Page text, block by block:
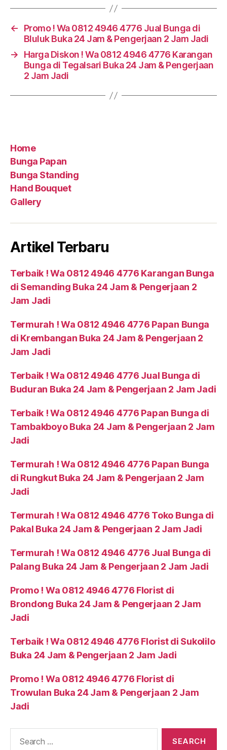
←
Promo ! Wa 0812 4946 4776 Jual Bunga di
Bluluk Buka 24 Jam & Pengerjaan 2 Jam Jadi
→
Harga Diskon ! Wa 0812 4946 4776 Karangan
Bunga di Tegalsari Buka 24 Jam & Pengerjaan
2 Jam Jadi
Home
Bunga Papan
Bunga Standing
Hand Bouquet
Gallery
Artikel Terbaru
Terbaik ! Wa 0812 4946 4776 Karangan Bunga
di Semanding Buka 24 Jam & Pengerjaan 2
Jam Jadi
Termurah ! Wa 0812 4946 4776 Papan Bunga
di Krembangan Buka 24 Jam & Pengerjaan 2
Jam Jadi
Terbaik ! Wa 0812 4946 4776 Jual Bunga di
Buduran Buka 24 Jam & Pengerjaan 2 Jam Jadi
Terbaik ! Wa 0812 4946 4776 Papan Bunga di
Tambakboyo Buka 24 Jam & Pengerjaan 2 Jam
Jadi
Termurah ! Wa 0812 4946 4776 Papan Bunga
di Rungkut Buka 24 Jam & Pengerjaan 2 Jam
Jadi
Termurah ! Wa 0812 4946 4776 Toko Bunga di
Pakal Buka 24 Jam & Pengerjaan 2 Jam Jadi
Termurah ! Wa 0812 4946 4776 Jual Bunga di
Palang Buka 24 Jam & Pengerjaan 2 Jam Jadi
Promo ! Wa 0812 4946 4776 Florist di
Brondong Buka 24 Jam & Pengerjaan 2 Jam
Jadi
Terbaik ! Wa 0812 4946 4776 Florist di Sukolilo
Buka 24 Jam & Pengerjaan 2 Jam Jadi
Promo ! Wa 0812 4946 4776 Florist di
Trowulan Buka 24 Jam & Pengerjaan 2 Jam
Jadi